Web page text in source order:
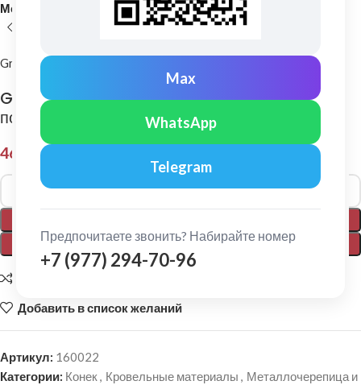
Max
WhatsApp
Telegram
Предпочитаете звонить? Набирайте номер
+7 (977) 294-70-96
Металлочерепица и комплектующие
Grand Line
Grand Line: Заглушка торцевая малого
полукруглого конька Pe Ral 8004
463,00
ПОКУПКА В 1 КЛИК
Alternative:
Добавить в список желаний
Артикул: 160022
Категории: Конек, Кровельные материалы , Металлочерепица и